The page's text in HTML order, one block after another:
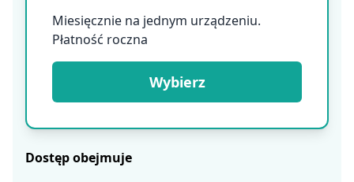
Miesięcznie na jednym urządzeniu.
Płatność roczna
Wybierz
Dostęp obejmuje